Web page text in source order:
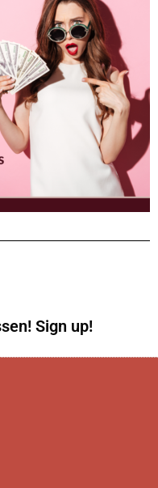
Sign up!